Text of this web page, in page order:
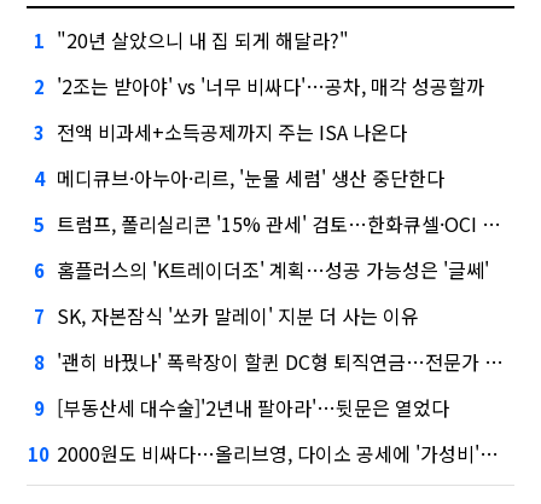
1 "20년 살았으니 내 집 되게 해달라?"
2 '2조는 받아야' vs '너무 비싸다'…공차, 매각 성공할까
3 전액 비과세+소득공제까지 주는 ISA 나온다
4 메디큐브·아누아·리르, '눈물 세럼' 생산 중단한다
5 트럼프, 폴리실리콘 '15% 관세' 검토…한화큐셀·OCI 영향은?
6 홈플러스의 'K트레이더조' 계획…성공 가능성은 '글쎄'
7 SK, 자본잠식 '쏘카 말레이' 지분 더 사는 이유
8 '괜히 바꿨나' 폭락장이 할퀸 DC형 퇴직연금…전문가 조언은
9 [부동산세 대수술]'2년내 팔아라'…뒷문은 열었다
10 2000원도 비싸다…올리브영, 다이소 공세에 '가성비'로 맞불